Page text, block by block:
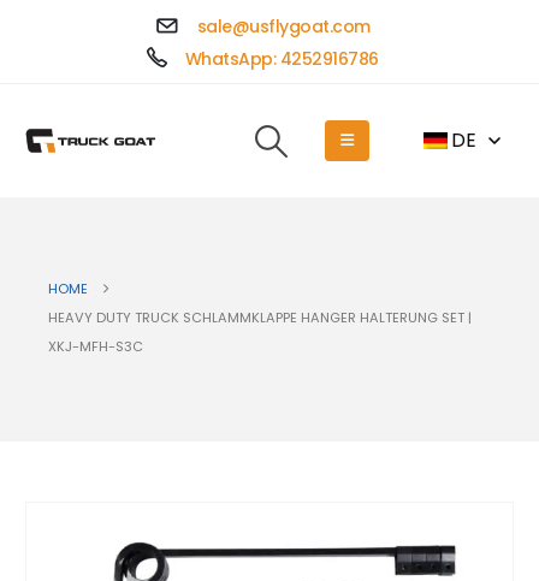
sale@usflygoat.com
WhatsApp: 4252916786
DE
HOME
HEAVY DUTY TRUCK SCHLAMMKLAPPE HANGER HALTERUNG SET |
XKJ-MFH-S3C